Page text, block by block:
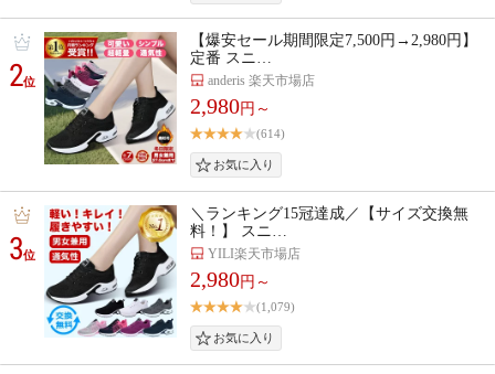
2位
【爆安セール期間限定7,500円→2,980円】
定番 スニ…
anderis 楽天市場店
2,980円～
(614)
3位
＼ランキング15冠達成／【サイズ交換無
料！】 スニ…
YILI楽天市場店
2,980円～
(1,079)